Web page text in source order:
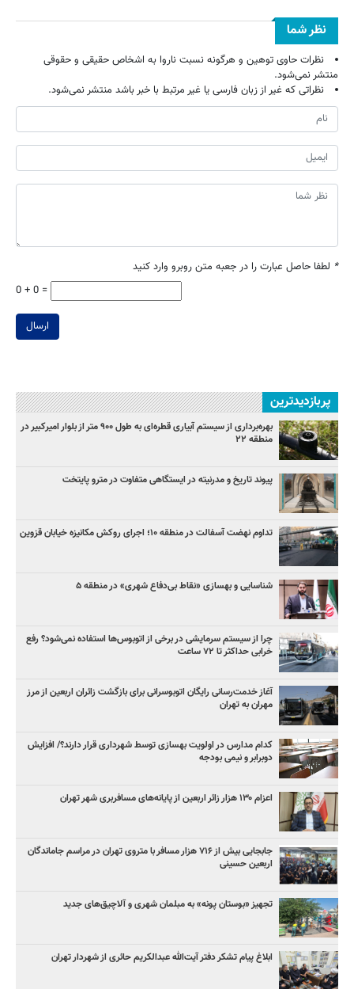
نظر شما
نظرات حاوی توهین و هرگونه نسبت ناروا به اشخاص حقیقی و حقوقی
منتشر نمی‌شود.
نظراتی که غیر از زبان فارسی یا غیر مرتبط با خبر باشد منتشر نمی‌شود.
* لطفا حاصل عبارت را در جعبه متن روبرو وارد کنید
0 + 0 =
ارسال
پربازدیدترین
بهره‌برداری از سیستم آبیاری قطره‌ای به طول ۹۰۰ متر از بلوار امیرکبیر در
منطقه ۲۲
پیوند تاریخ و مدرنیته در ایستگاهی متفاوت در مترو پایتخت
تداوم نهضت آسفالت در منطقه ۱۰؛ اجرای روکش مکانیزه خیابان قزوین
شناسایی و بهسازی «نقاط بی‌دفاع شهری» در منطقه ۵
چرا از سیستم سرمایشی در برخی از اتوبوس‌ها استفاده نمی‌شود؟ رفع
خرابی حداکثر تا ۷۲ ساعت
آغاز خدمت‌رسانی رایگان اتوبوسرانی برای بازگشت زائران اربعین از مرز
مهران به تهران
کدام مدارس در اولویت بهسازی توسط شهرداری قرار دارند؟/ افزایش
دوبرابر و نیمی بودجه
اعزام ۱۳۰ هزار زائر اربعین از پایانه‌های مسافربری شهر تهران
جابجایی بیش از ۷۱۶ هزار مسافر با متروی تهران در مراسم جاماندگان
اربعین حسینی
تجهیز «بوستان پونه» به مبلمان شهری و آلاچیق‌های جدید
ابلاغ پیام تشکر دفتر آیت‌الله عبدالکریم حائری از شهردار تهران